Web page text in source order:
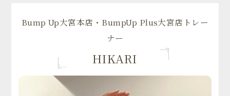
Bump Up大宮本店・BumpUp Plus大宮店トレー
ナー
HIKARI